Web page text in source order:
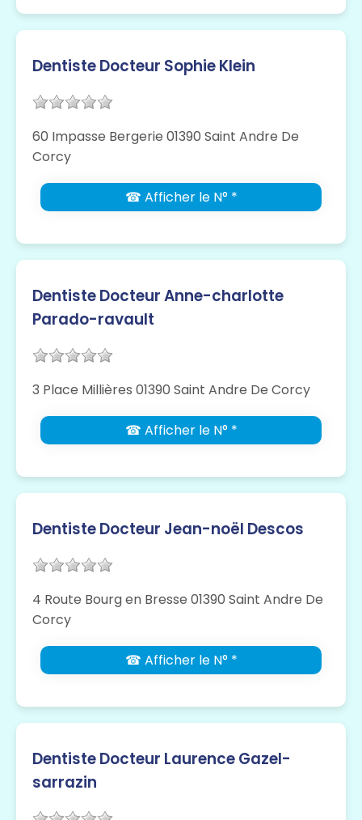
Dentiste Docteur Sophie Klein
60 Impasse Bergerie 01390 Saint Andre De
Corcy
☎ Afficher le N° *
Dentiste Docteur Anne-charlotte
Parado-ravault
3 Place Millières 01390 Saint Andre De Corcy
☎ Afficher le N° *
Dentiste Docteur Jean-noël Descos
4 Route Bourg en Bresse 01390 Saint Andre De
Corcy
☎ Afficher le N° *
Dentiste Docteur Laurence Gazel-
sarrazin